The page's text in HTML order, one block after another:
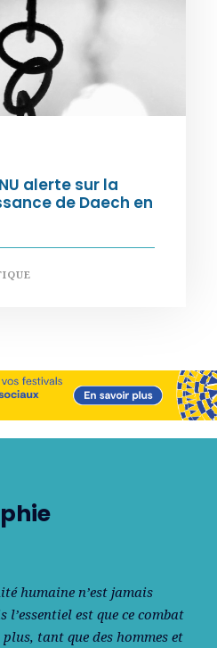
alerte sur la
de Daech en
humaine n’est jamais
est que ce combat
tant que des hommes et